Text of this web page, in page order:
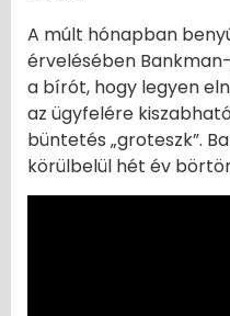
A múlt hónapban
érvelésében
a bírót, hogy legyen
az ügyfelére
büntetés „groteszk”.
körülbelül hét év